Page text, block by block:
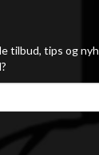
tilbud, tips og